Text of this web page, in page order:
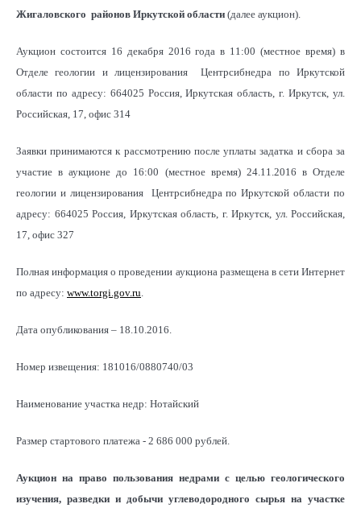
Жигаловского районов Иркутской области (далее аукцион).
Аукцион состоится 16 декабря 2016 года в 11:00 (местное время) в
Отделе геологии и лицензирования Центрсибнедра по Иркутской
области по адресу: 664025 Россия, Иркутская область, г. Иркутск, ул.
Российская, 17, офис 314
Заявки принимаются к рассмотрению после уплаты задатка и сбора за
участие в аукционе до 16:00 (местное время) 24.11.2016 в Отделе
геологии и лицензирования Центрсибнедра по Иркутской области по
адресу: 664025 Россия, Иркутская область, г. Иркутск, ул. Российская,
17, офис 327
Полная информация о проведении аукциона размещена в сети Интернет
по адресу: www.torgi.gov.ru
Дата опубликования – 18.10.2016.
Номер извещения: 181016/0880740/03
Наименование участка недр: Нотайский
Размер стартового платежа - 2 686 000 рублей.
Аукцион на право пользования недрами с целью геологического
изучения, разведки и добычи углеводородного сырья на участке